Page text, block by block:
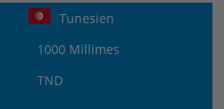
Tunesien
1000 Millimes
TND